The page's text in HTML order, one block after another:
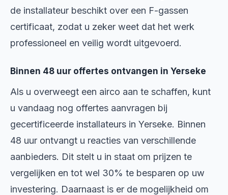
de installateur beschikt over een F-gassen
certificaat, zodat u zeker weet dat het werk
professioneel en veilig wordt uitgevoerd.
Binnen 48 uur offertes ontvangen in Yerseke
Als u overweegt een airco aan te schaffen, kunt
u vandaag nog offertes aanvragen bij
gecertificeerde installateurs in Yerseke. Binnen
48 uur ontvangt u reacties van verschillende
aanbieders. Dit stelt u in staat om prijzen te
vergelijken en tot wel 30% te besparen op uw
investering. Daarnaast is er de mogelijkheid om